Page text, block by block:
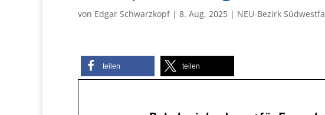
von Edgar Schwarzkopf| 8. Aug. 2025 | NEU-Bezirk
teilen teilen